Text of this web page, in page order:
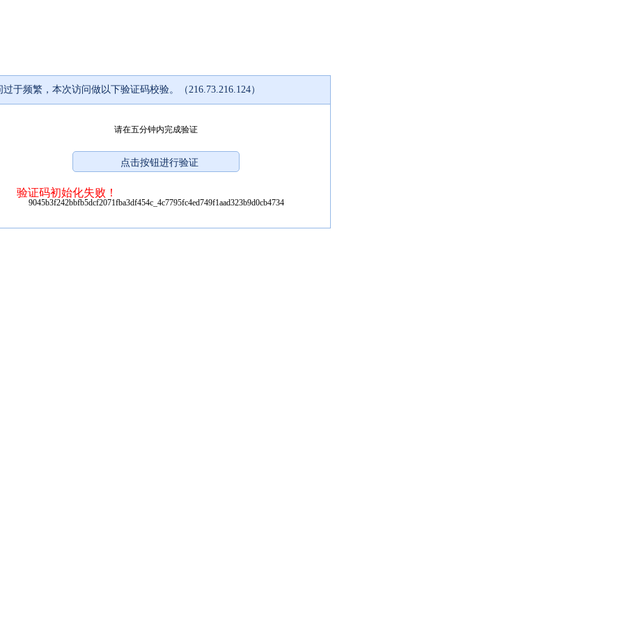
过于频繁，本次访问做以下验证码校验。（216.73.216.124）
请在五分钟内完成验证
验证码初始化失败！
9045b3f242bbfb5dcf2071fba3df454c_4c7795fc4ed749f1aad323b9d0cb4734